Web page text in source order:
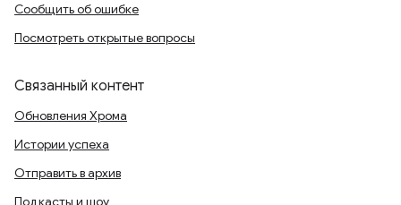
Сообщить об ошибке
Посмотреть открытые вопросы
Связанный контент
Обновления Хрома
Истории успеха
Отправить в архив
Подкасты и шоу